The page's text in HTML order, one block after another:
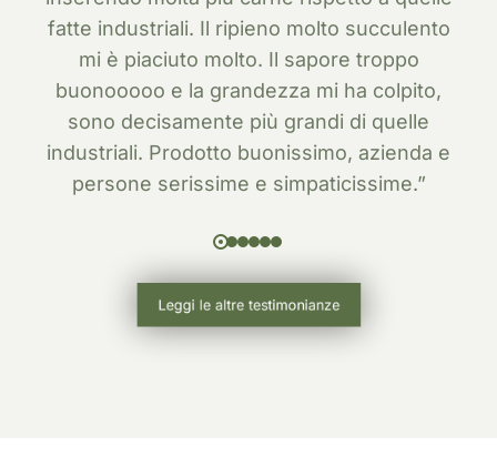
fatte industriali. Il ripieno molto succulento
mi è piaciuto molto. Il sapore troppo
buonooooo e la grandezza mi ha colpito,
sono decisamente più grandi di quelle
industriali. Prodotto buonissimo, azienda e
persone serissime e simpaticissime.”
Leggi le altre testimonianze